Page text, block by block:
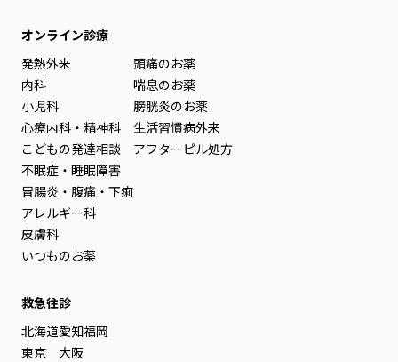
オンライン診療
発熱外来
内科
小児科
心療内科・精神科
こどもの発達相談
不眠症・睡眠障害
胃腸炎・腹痛・下痢
アレルギー科
皮膚科
いつものお薬
頭痛のお薬
喘息のお薬
膀胱炎のお薬
生活習慣病外来
アフターピル処方
救急往診
北海道
東京
愛知
大阪
福岡